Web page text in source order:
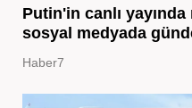
Putin'in canlı
sosyal medyada
Haber7